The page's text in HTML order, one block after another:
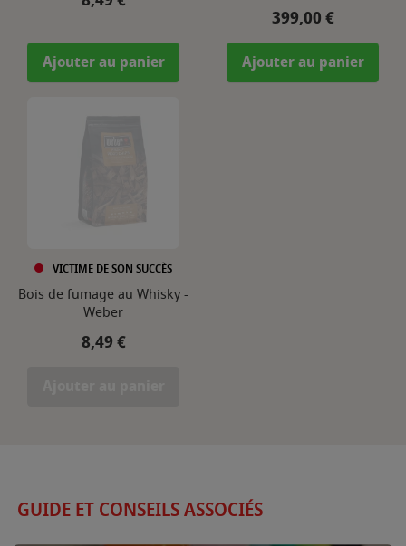
Ajouter au panier
Prix
399,00 €
Ajouter au panier
VICTIME DE SON SUCCÈS
Bois de fumage au Whisky -
Weber
Prix
8,49 €
GUIDE ET CONSEILS ASSOCIÉS